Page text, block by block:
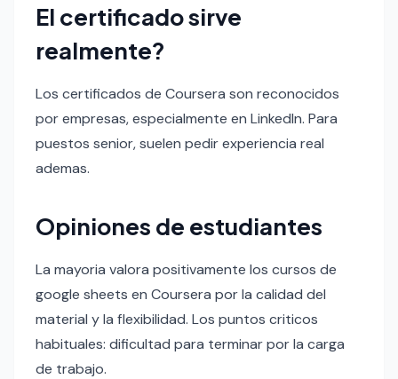
El certificado sirve
realmente?
Los certificados de Coursera son reconocidos
por empresas, especialmente en LinkedIn. Para
puestos senior, suelen pedir experiencia real
ademas.
Opiniones de estudiantes
La mayoria valora positivamente los cursos de
google sheets en Coursera por la calidad del
material y la flexibilidad. Los puntos criticos
habituales: dificultad para terminar por la carga
de trabajo.